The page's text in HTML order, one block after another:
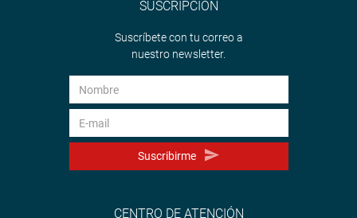
SUSCRIPCIÓN
Suscríbete con tu correo a
nuestro newsletter.
Suscribirme
CENTRO DE ATENCIÓN